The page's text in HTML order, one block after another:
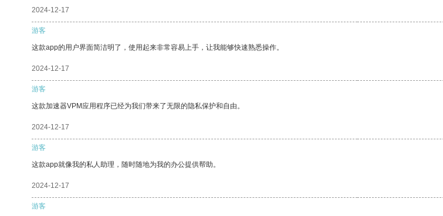
2024-12-17
游客
这款app的用户界面简洁明了，使用起来非常容易上手，让我能够快速熟悉操作。
2024-12-17
游客
这款加速器VPM应用程序已经为我们带来了无限的隐私保护和自由。
2024-12-17
游客
这款app就像我的私人助理，随时随地为我的办公提供帮助。
2024-12-17
游客